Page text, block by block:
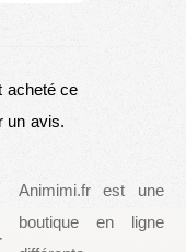
acheté ce
un avis.
Animimi.fr est une
boutique en ligne